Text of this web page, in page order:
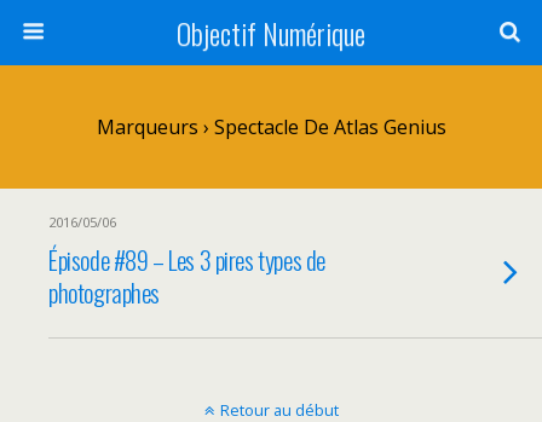
Objectif Numérique
Marqueurs › Spectacle De Atlas Genius
2016/05/06
Épisode #89 – Les 3 pires types de
photographes
Retour au début